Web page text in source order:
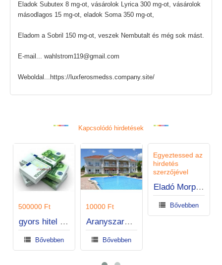
Eladok Subutex 8 mg-ot, vásárolok Lyrica 300 mg-ot, vásárolok
másodlagos 15 mg-ot, eladok Soma 350 mg-ot,
Eladom a Sobril 150 mg-ot, veszek Nembutalt és még sok mást.
E-mail... wahlstrom119@gmail.com
Weboldal...https://luxferosmedss.company.site/
Kapcsolódó hirdetések
500000 Ft
gyors hitel ajánlat ma
Bővebben
10000 Ft
Aranyszarvas Panzió Szarvas szívében
Bővebben
Egyeztessed az
hirdetés
szerzőjével